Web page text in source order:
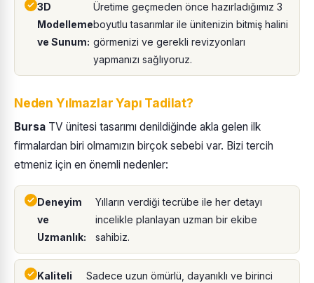
3D
Modelleme
ve Sunum:
Üretime geçmeden önce hazırladığımız 3
boyutlu tasarımlar ile ünitenizin bitmiş halini
görmenizi ve gerekli revizyonları
yapmanızı sağlıyoruz.
Neden Yılmazlar Yapı Tadilat?
Bursa TV ünitesi tasarımı denildiğinde akla gelen ilk
firmalardan biri olmamızın birçok sebebi var. Bizi tercih
etmeniz için en önemli nedenler:
Deneyim
ve
Uzmanlık:
Yılların verdiği tecrübe ile her detayı
incelikle planlayan uzman bir ekibe
sahibiz.
Kaliteli
Sadece uzun ömürlü, dayanıklı ve birinci